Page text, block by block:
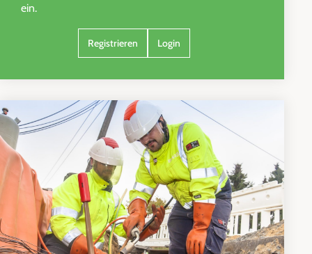
ein.
Registrieren Login